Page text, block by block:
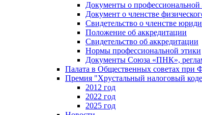
Документы о профессиональной
Документ о членстве
Свидетельство о членстве
Положение об аккредитации
Свидетельство об аккредитации
Нормы профессиональной этики
Документы Союза «ПНК»,
Палата в Общественных советах
Премия "Хрустальный налоговый
2012 год
2022 год
2025 год